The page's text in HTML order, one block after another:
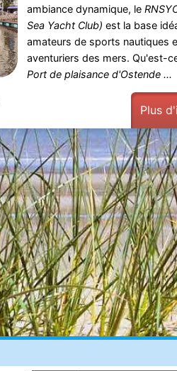
ambiance dynamique, le
Sea Yacht Club) est la base
amateurs de sports nautiques
aventuriers des mers. Qu'est-
Port de plaisance d'Ostende ...
Plus